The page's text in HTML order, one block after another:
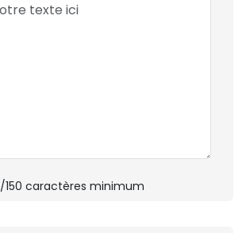
/150 caractères minimum